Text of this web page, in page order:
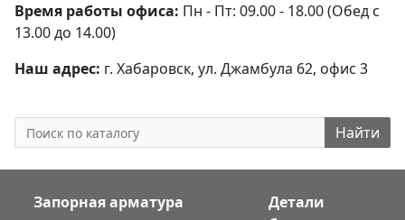
Время работы офиса: Пн - Пт: 09.00 - 18.00 (Обед с
13.00 до 14.00)
Наш адрес: г. Хабаровск, ул. Джамбула 62, офис 3
Найти
Запорная арматура
Детали